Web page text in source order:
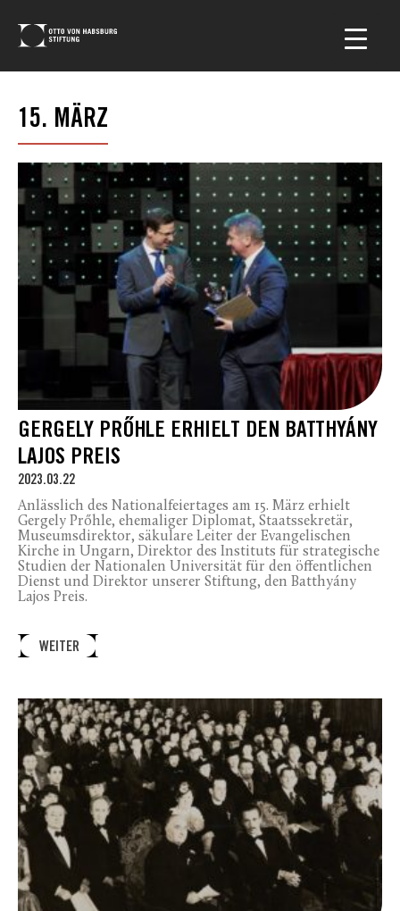
15. MÄRZ
GERGELY PRŐHLE ERHIELT DEN BATTHYÁNY
LAJOS PREIS
2023.03.22
Anlässlich des Nationalfeiertages am 15. März erhielt
Gergely Prőhle, ehemaliger Diplomat, Staatssekretär,
Museumsdirektor, säkulare Leiter der Evangelischen
Kirche in Ungarn, Direktor des Instituts für strategische
Studien der Nationalen Universität für den öffentlichen
Dienst und Direktor unserer Stiftung, den Batthyány
Lajos Preis.
WEITER